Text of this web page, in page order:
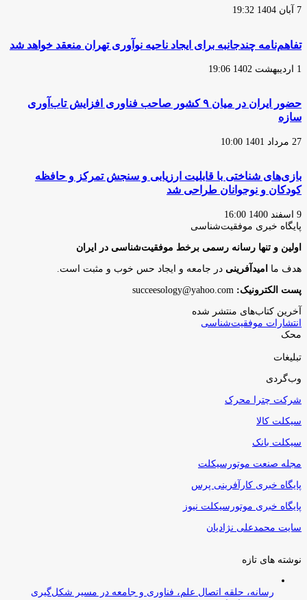
7 آبان 1404 19:32
تفاهم‌نامه چندجانبه برای ایجاد ناحیه نوآوری تهران منعقد خواهد شد
1 اردیبهشت 1402 19:06
حضور ایران در میان ۹ کشور صاحب فناوری افزایش تاب‌آوری
سازه
27 مرداد 1401 10:00
بازی‌های شناختی با قابلیت ارزیابی و سنجش تمرکز و حافظه
کودکان و نوجوانان طراحی شد
9 اسفند 1400 16:00
پایگاه‌ خبری موفقیت‌شناسی
اولین و تنها رسانه رسمی برخط موفقیت‌شناسی در ایران
هدف ما امیدآفرینی در جامعه و ایجاد حس خوب و مثبت است.
پست الکترونیک:
آخرین کتاب‌های منتشر شده
انتشارات موفقیت‌شناسی
محک
تبلیغات
وب‌گردی
شرکت چترا محرک
سیکلت کالا
سیکلت بانک
مجله صنعت موتورسیکلت
پایگاه خبری کارآفرینی پرس
پایگاه خبری موتورسیکلت نیوز
سایت محمدعلی نژادیان
نوشته های تازه
رسانه، حلقه اتصال علم، فناوری و جامعه در مسیر شکل‌گیری